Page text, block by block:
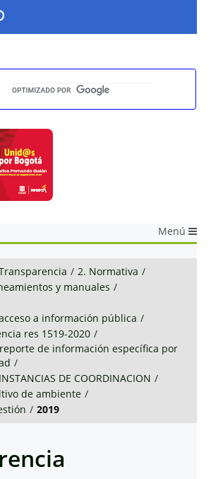
Menú
/ 2. Normativa /
y manuales /
a información pública /
res 1519-2020 /
de información específica por
/
DE COORDINACION /
de ambiente /
/ 2019